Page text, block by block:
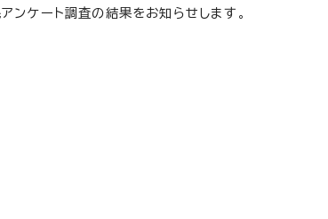
ンケート調査の結果をお知らせします。